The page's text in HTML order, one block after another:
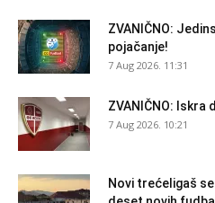
ZVANIČNO:
pojačanje!
7 Aug 2026. 11:31
ZVANIČNO: Iskra
7 Aug 2026. 10:21
Novi trećeligaš